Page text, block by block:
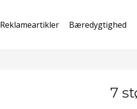
Reklameartikler Bæredygtighed
7